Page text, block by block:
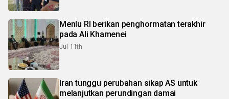
Menlu RI berikan penghormatan terakhir
pada Ali Khamenei
Jul 11th
Iran tunggu perubahan sikap AS untuk
melanjutkan perundingan damai